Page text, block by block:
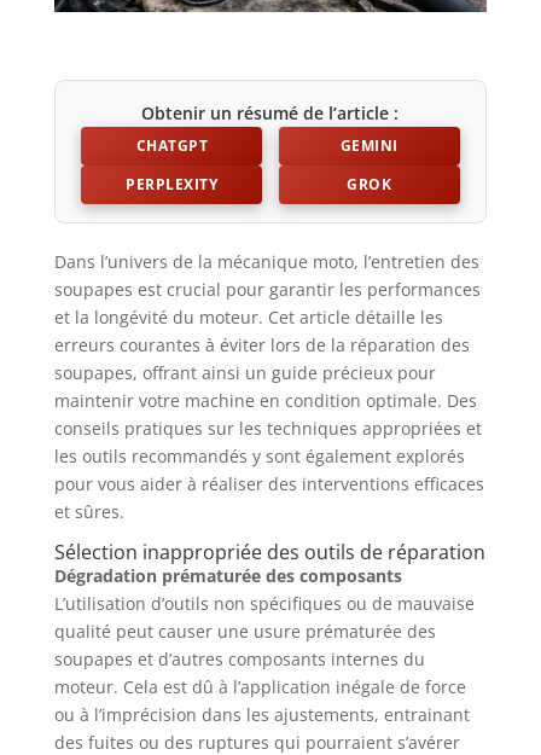
Obtenir un résumé de l’article :
CHATGPT
GEMINI
PERPLEXITY
GROK
Dans l’univers de la mécanique moto, l’entretien des
soupapes est crucial pour garantir les performances
et la longévité du moteur. Cet article détaille les
erreurs courantes à éviter lors de la réparation des
soupapes, offrant ainsi un guide précieux pour
maintenir votre machine en condition optimale. Des
conseils pratiques sur les techniques appropriées et
les outils recommandés y sont également explorés
pour vous aider à réaliser des interventions efficaces
et sûres.
Sélection inappropriée des outils de réparation
Dégradation prématurée des composants
L’utilisation d’outils non spécifiques ou de mauvaise
qualité peut causer une usure prématurée des
soupapes et d’autres composants internes du
moteur. Cela est dû à l’application inégale de force
ou à l’imprécision dans les ajustements, entrainant
des fuites ou des ruptures qui pourraient s’avérer